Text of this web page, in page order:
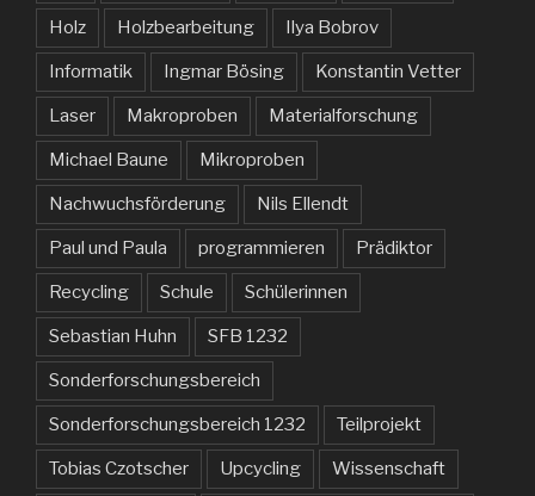
Holz Holzbearbeitung Ilya Bobrov
Informatik Ingmar Bösing Konstantin Vetter
Laser Makroproben Materialforschung
Michael Baune Mikroproben
Nachwuchsförderung Nils Ellendt
Paul und Paula programmieren Prädiktor
Recycling Schule Schülerinnen
Sebastian Huhn SFB 1232
Sonderforschungsbereich
Sonderforschungsbereich 1232 Teilprojekt
Tobias Czotscher Upcycling Wissenschaft